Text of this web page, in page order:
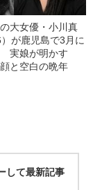
の大女優・小川真
が鹿児島で3月に
実娘が明かす
顔と空白の晩年
して最新記事